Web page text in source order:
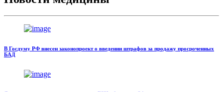
В Госдуму РФ внесен законопроект о введении штрафов за продажу просроченных
БАД